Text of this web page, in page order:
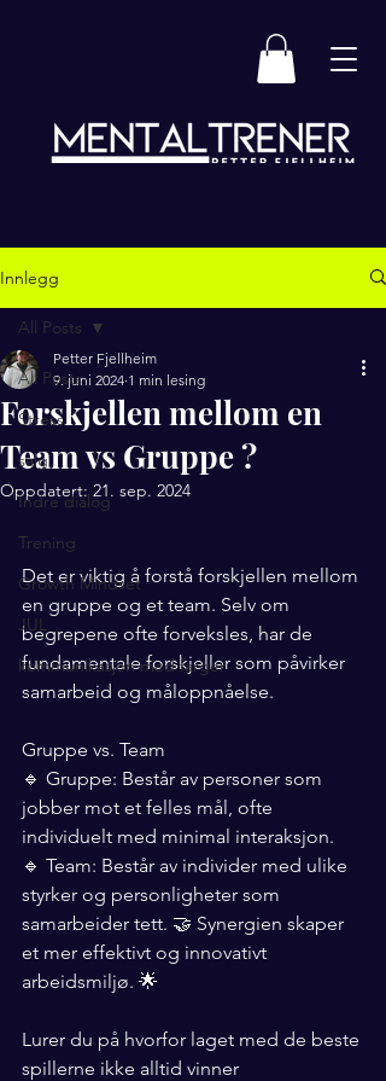
Innlegg
All Posts
Stress
salg
Indre dialog
Trening
Growth Mindset
JUL
kommunikasjon med farger
All Posts
Forskjellen mellom en
Team vs Gruppe ?
Petter Fjellheim
9. juni 2024 1 min lesing
Oppdatert:21. sep. 2024
Det er viktig å forstå forskjellen mellom
en gruppe og et team. Selv om
begrepene ofte forveksles, har de
fundamentale forskjeller som påvirker
samarbeid og måloppnåelse.
Gruppe vs. Team
🔹 Gruppe: Består av personer som
jobber mot et felles mål, ofte
individuelt med minimal interaksjon.
🔹 Team: Består av individer med ulike
styrker og personligheter som
samarbeider tett. 🤝 Synergien skaper
et mer effektivt og innovativt
arbeidsmiljø. 🌟
Lurer du på hvorfor laget med de beste
spillerne ikke alltid vinner